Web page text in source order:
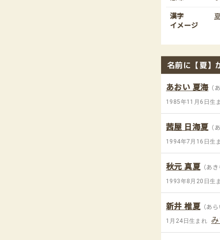
漢字
イメージ
名前に【夏】
あおい 夏海（
1985年11月6日生
茜屋 日海夏 （
1994年7月16日生
秋元 真夏 （あ
1993年8月20日生
新井 椎夏 （あ
1月24日生まれ